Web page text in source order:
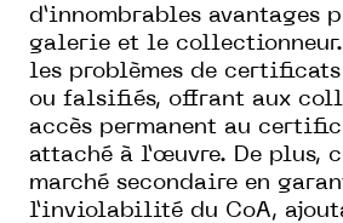
d’innombrables avantages
galerie et le
les problèmes de
ou falsifiés, offrant aux
accès permanent au
attaché à l’œuvre. De
marché secondaire en
l’inviolabilité du CoA,